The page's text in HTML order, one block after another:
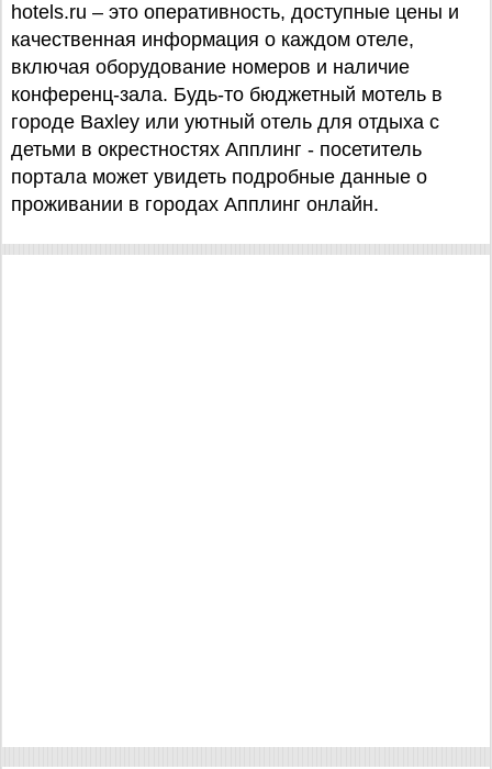
hotels.ru – это оперативность, доступные цены и
качественная информация о каждом отеле,
включая оборудование номеров и наличие
конференц-зала. Будь-то бюджетный мотель в
городе Baxley или уютный отель для отдыха с
детьми в окрестностях Апплинг - посетитель
портала может увидеть подробные данные о
проживании в городах Апплинг онлайн.